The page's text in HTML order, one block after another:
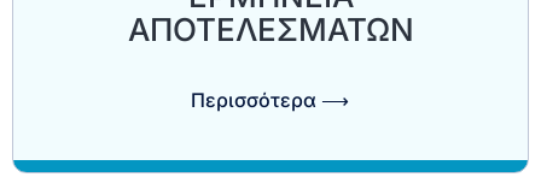
ΑΠΟΤΕΛΕΣΜΑΤΩΝ
Περισσότερα ⟶